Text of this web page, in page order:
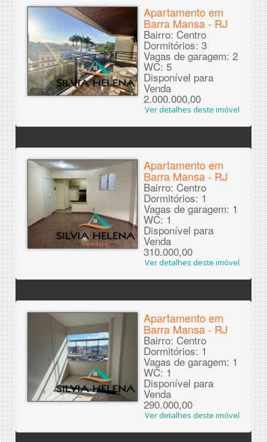
Apartamento em
Barra Mansa - RJ
Bairro: Centro
Dormitórios: 3
Vagas de garagem: 2
WC: 5
Disponível para
Venda
2.000.000,00
Ver detalhes deste imóvel
Apartamento em
Barra Mansa - RJ
Bairro: Centro
Dormitórios: 1
Vagas de garagem: 1
WC: 1
Disponível para
Venda
310.000,00
Ver detalhes deste imóvel
Apartamento em
Barra Mansa - RJ
Bairro: Centro
Dormitórios: 1
Vagas de garagem: 1
WC: 1
Disponível para
Venda
290.000,00
Ver detalhes deste imóvel